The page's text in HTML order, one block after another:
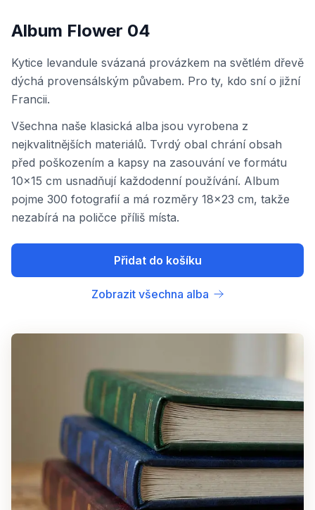
Album Flower 04
Kytice levandule svázaná provázkem na světlém dřevě
dýchá provensálským půvabem. Pro ty, kdo sní o jižní
Francii.
Všechna naše klasická alba jsou vyrobena z
nejkvalitnějších materiálů. Tvrdý obal chrání obsah
před poškozením a kapsy na zasouvání ve formátu
10x15 cm usnadňují každodenní používání. Album
pojme 300 fotografií a má rozměry 18x23 cm, takže
nezabírá na poličce příliš místa.
Přidat do košíku
Zobrazit všechna alba